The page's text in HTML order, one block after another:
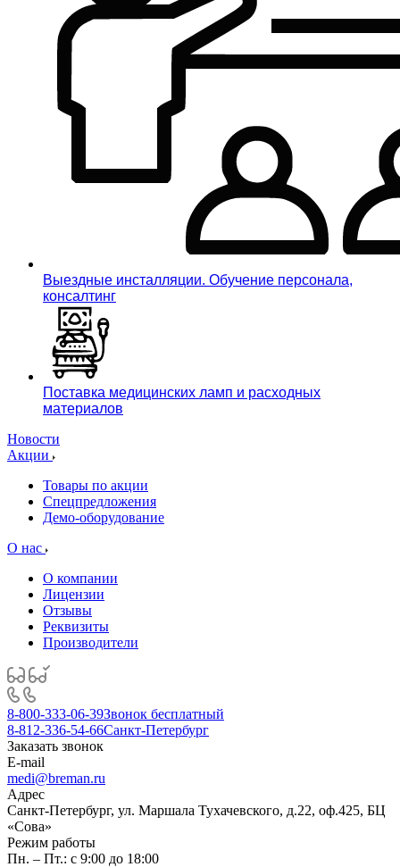
Выездные инсталляции. Обучение персонала,
консалтинг
Поставка медицинских ламп и расходных
материалов
Новости
Акции
Товары по акции
Спецпредложения
Демо-оборудование
О нас
О компании
Лицензии
Отзывы
Реквизиты
Производители
8-800-333-06-39Звонок бесплатный
8-812-336-54-66Санкт-Петербург
Заказать звонок
E-mail
medi@breman.ru
Адрес
Санкт-Петербург, ул. Маршала Тухачевского, д.22, оф.425, БЦ
«Сова»
Режим работы
Пн. – Пт.: с 9:00 до 18:00